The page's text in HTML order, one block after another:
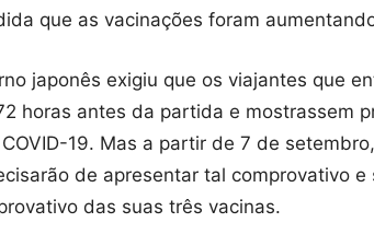
que as vacinações foram
japonês exigiu que os viajantes que
horas antes da partida e mostrassem
19. Mas a partir de 7 de
de apresentar tal comprovativo e
das suas três vacinas.